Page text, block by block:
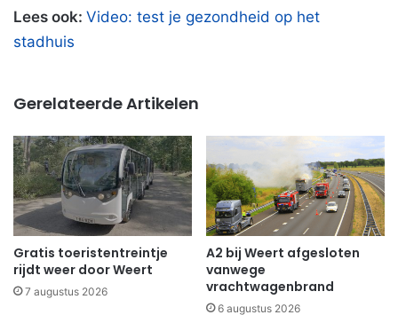
Lees ook: Video: test je gezondheid op het
stadhuis
Gerelateerde Artikelen
Gratis toeristentreintje
rijdt weer door Weert
7 augustus 2026
A2 bij Weert afgesloten
vanwege
vrachtwagenbrand
6 augustus 2026